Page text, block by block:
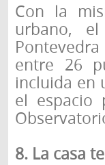
Con la
urbano, el
entre 26
incluida en
el espacio
8. La casa